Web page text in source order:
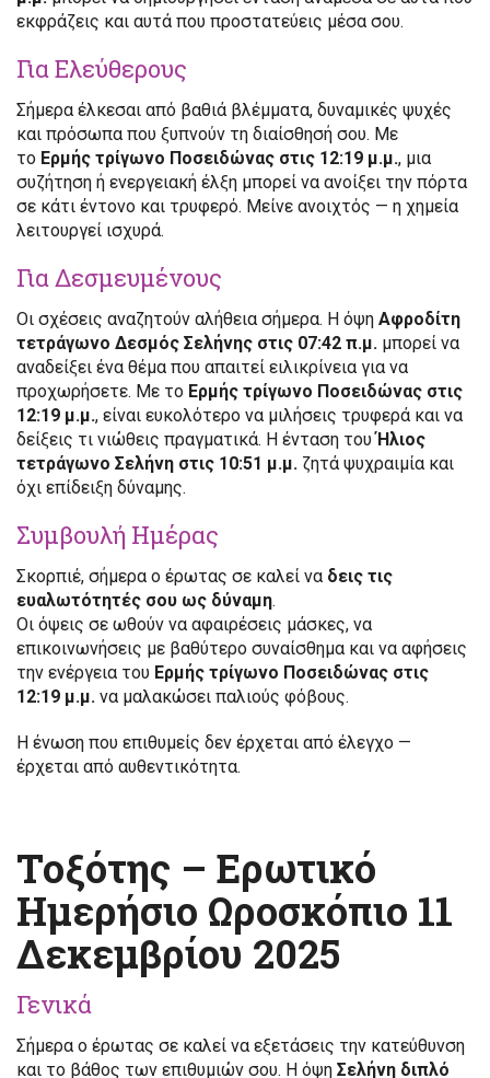
εκφράζεις και αυτά που προστατεύεις μέσα σου.
Για Ελεύθερους
Σήμερα έλκεσαι από βαθιά βλέμματα, δυναμικές ψυχές
και πρόσωπα που ξυπνούν τη διαίσθησή σου. Με
το Ερμής τρίγωνο Ποσειδώνας στις 12:19 μ.μ., μια
συζήτηση ή ενεργειακή έλξη μπορεί να ανοίξει την πόρτα
σε κάτι έντονο και τρυφερό. Μείνε ανοιχτός — η χημεία
λειτουργεί ισχυρά.
Για Δεσμευμένους
Οι σχέσεις αναζητούν αλήθεια σήμερα. Η όψη Αφροδίτη
τετράγωνο Δεσμός Σελήνης στις 07:42 π.μ. μπορεί να
αναδείξει ένα θέμα που απαιτεί ειλικρίνεια για να
προχωρήσετε. Με το Ερμής τρίγωνο Ποσειδώνας στις
12:19 μ.μ., είναι ευκολότερο να μιλήσεις τρυφερά και να
δείξεις τι νιώθεις πραγματικά. Η ένταση τουΉλιος
τετράγωνο Σελήνη στις 10:51 μ.μ. ζητά ψυχραιμία και
όχι επίδειξη δύναμης.
Συμβουλή Ημέρας
Σκορπιέ, σήμερα ο έρωτας σε καλεί να δεις τις
ευαλωτότητές σου ως δύναμη.
Οι όψεις σε ωθούν να αφαιρέσεις μάσκες, να
επικοινωνήσεις με βαθύτερο συναίσθημα και να αφήσεις
την ενέργεια του Ερμής τρίγωνο Ποσειδώνας στις
12:19 μ.μ. να μαλακώσει παλιούς φόβους.
Η ένωση που επιθυμείς δεν έρχεται από έλεγχο —
έρχεται από αυθεντικότητα.
Τοξότης – Ερωτικό
Ημερήσιο Ωροσκόπιο 11
Δεκεμβρίου 2025
Γενικά
Σήμερα ο έρωτας σε καλεί να εξετάσεις την κατεύθυνση
και το βάθος των επιθυμιών σου. Η όψη Σελήνη διπλό